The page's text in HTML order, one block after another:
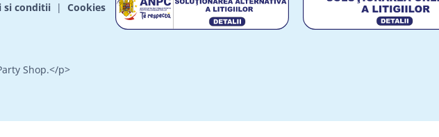
si conditii | Cookies
Shop.</p>